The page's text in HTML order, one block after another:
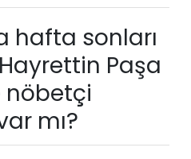
hafta sonları
Paşa
nöbetçi
mı?